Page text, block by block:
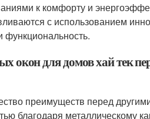
к комфорту и
с использованием
функциональность.
окон для домов хай тек
преимуществ перед
благодаря металлическому